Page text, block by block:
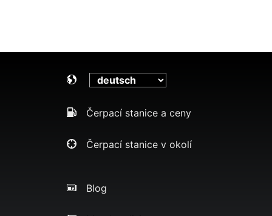
Čerpací stanice a ceny
Čerpací stanice v okolí
Blog